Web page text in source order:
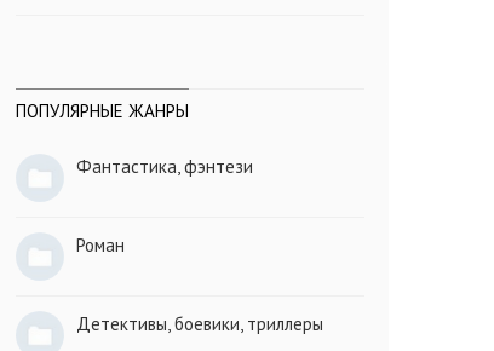
ПОПУЛЯРНЫЕ ЖАНРЫ
Фантастика, фэнтези
Роман
Детективы, боевики, триллеры